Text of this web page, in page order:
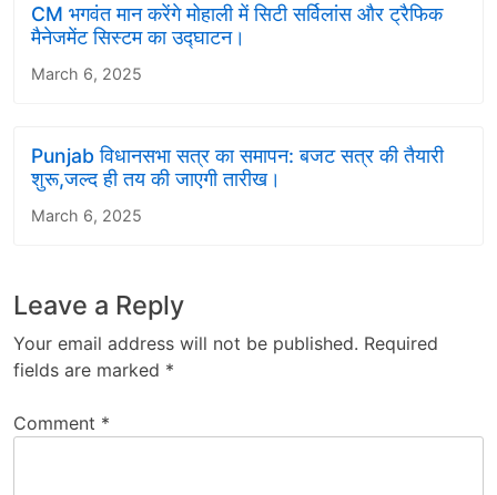
CM भगवंत मान करेंगे मोहाली में सिटी सर्विलांस और ट्रैफिक
मैनेजमेंट सिस्टम का उद्घाटन।
March 6, 2025
Punjab विधानसभा सत्र का समापन: बजट सत्र की तैयारी
शुरू,जल्द ही तय की जाएगी तारीख।
March 6, 2025
Leave a Reply
Your email address will not be published. Required
fields are marked *
Comment *